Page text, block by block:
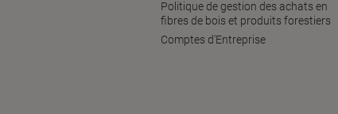
Politique de gestion des achats en
fibres de bois et produits forestiers
Comptes d'Entreprise